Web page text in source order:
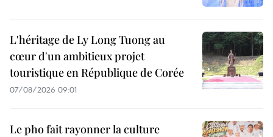
L'héritage de Ly Long Tuong au
cœur d'un ambitieux projet
touristique en République de Corée
07/08/2026 09:01
Le pho fait rayonner la culture